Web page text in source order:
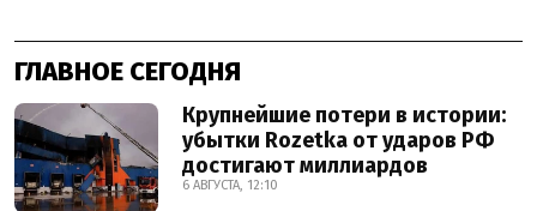
ГЛАВНОЕ СЕГОДНЯ
Крупнейшие потери в истории:
убытки Rozetka от ударов РФ
достигают миллиардов
6 АВГУСТА, 12:10